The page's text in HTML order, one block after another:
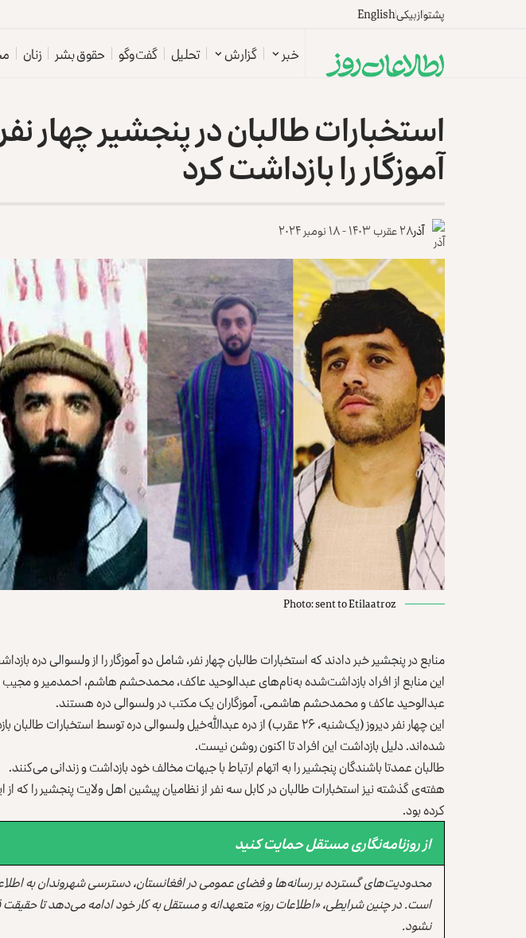
پشتوازبیکیEnglish
خبر گزارش تحلیل گفت‌وگو حقوق بشر زنان
استخبارات طالبان در پنجشیر چهار
آموزگار را بازداشت کرد
آذر۲۸ عقرب ۱۴۰۳ - ۱۸ نومبر ۲۰۲۴
Photo: sent to Etilaatroz
منابع در پنجشیر خبر دادند که استخبارات طالبان چهار نفر، شامل دو آموزگار را از ولسوالی دره
این منابع از افراد بازداشت‌شده به‌نام‌های عبدالوحید عاکف، محمدحشم هاشم، احمدمیر و مجیب
عبدالوحید عاکف و محمدحشم هاشمی، آموزگاران یک مکتب در ولسوالی دره هستند.
این چهار نفر دیروز (یک‌شنبه، ۲۶ عقرب) از دره عبدالله‌خیل ولسوالی دره توسط
شده‌اند. دلیل بازداشت این افراد تا اکنون روشن نیست.
طالبان عمدتا باشندگان پنجشیر را به اتهام ارتباط با جبهات مخالف‌ خود بازداشت و زندانی می‌کنند.
هفته‌ی گذشته نیز استخبارات طالبان در کابل سه نفر از نظامیان پیشین اهل ولایت پنجشیر را که از
کرده بود.
از روزنامه‌نگاری مستقل حمایت کنید
محدودیت‌های گسترده بر رسانه‌ها و فضای عمومی در افغانستان، دسترسی شهروندان به
است. در چنین شرایطی، «اطلاعات روز» متعهدانه و مستقل به کار خود ادامه می‌دهد تا
نشود.